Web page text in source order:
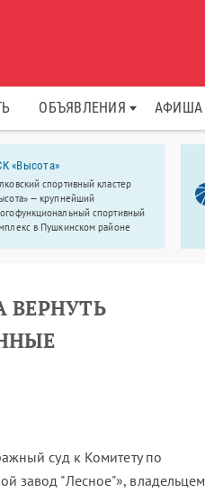
ОБЪЯВЛЕНИЯ АФИША
«Высота»
спортивный кластер
— крупнейший
спортивный
в Пушкинском районе
ВЕРНУТЬ
суд к Комитету по
завод "Лесное"», владельцем